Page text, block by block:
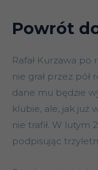
Powrót
Rafał Kurzawa
nie grał przez pół
dane mu będzie
klubie, ale, jak już
nie trafił. W lutym
podpisując